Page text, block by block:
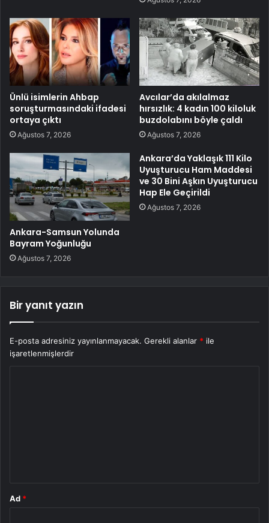
Ünlü isimlerin Ahbap
soruşturmasındaki ifadesi
ortaya çıktı
Ağustos 7, 2026
Avcılar’da akılalmaz
hırsızlık: 4 kadın 100 kiloluk
buzdolabını böyle çaldı
Ağustos 7, 2026
Ankara-Samsun Yolunda
Bayram Yoğunluğu
Ağustos 7, 2026
Ankara’da Yaklaşık 111 Kilo
Uyuşturucu Ham Maddesi
ve 30 Bini Aşkın Uyuşturucu
Hap Ele Geçirildi
Ağustos 7, 2026
Bir yanıt yazın
E-posta adresiniz yayınlanmayacak. Gerekli alanlar * ile
işaretlenmişlerdir
Ad *